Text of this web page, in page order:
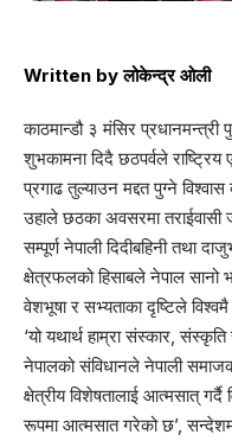
Written by लोकेन्द्र ओली
काठमान्डौ ३ मंसिर प्रधानमन्त्री
शुभकामना दिदै छठपर्वले
प्रगाढ तुल्याउन मद्दत पुग्ने
उहाले छठका अवसरमा
सम्पूर्ण नेपाली दिदीबहिनी तथा
क्षेत्रफलको हिसाबले नेपाल सानो
वेशभूषा र सभ्यताका दृष्टिले
‘यो यथार्थ हाम्रा संस्कार,
नेपालको संविधानले नेपाली
क्षेत्रीय विशेषतालाई आत्मसात् गर्दै
रूपमा आत्मसात गरेको छ’,